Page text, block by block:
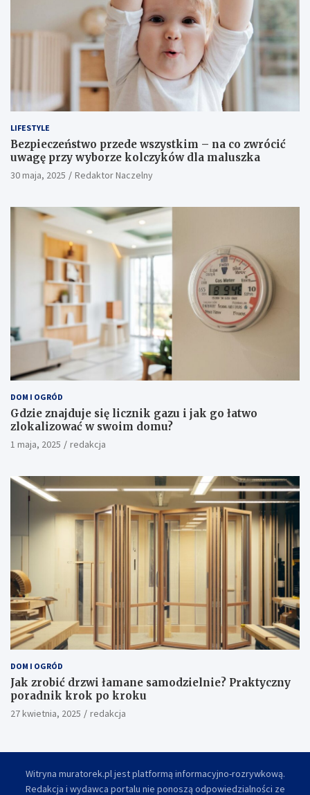
LIFESTYLE
Bezpieczeństwo przede wszystkim – na co zwrócić
uwagę przy wyborze kolczyków dla maluszka
30 maja, 2025 Redaktor Naczelny
DOM I OGRÓD
Gdzie znajduje się licznik gazu i jak go łatwo
zlokalizować w swoim domu?
1 maja, 2025 redakcja
DOM I OGRÓD
Jak zrobić drzwi łamane samodzielnie? Praktyczny
poradnik krok po kroku
27 kwietnia, 2025 redakcja
Witryna muratorek.pl jest platformą informacyjno-rozrywkową.
Redakcja i wydawca portalu nie ponoszą odpowiedzialności ze